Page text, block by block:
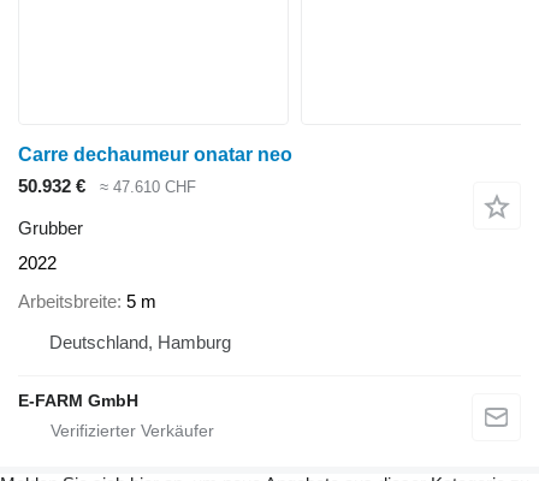
Carre dechaumeur onatar neo
50.932 €
≈ 47.610 CHF
Grubber
2022
Arbeitsbreite 5 m
Deutschland, Hamburg
E-FARM GmbH